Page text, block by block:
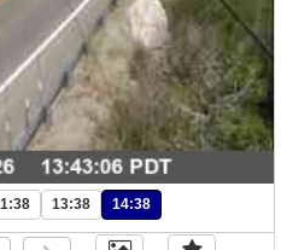
13:38 14:38